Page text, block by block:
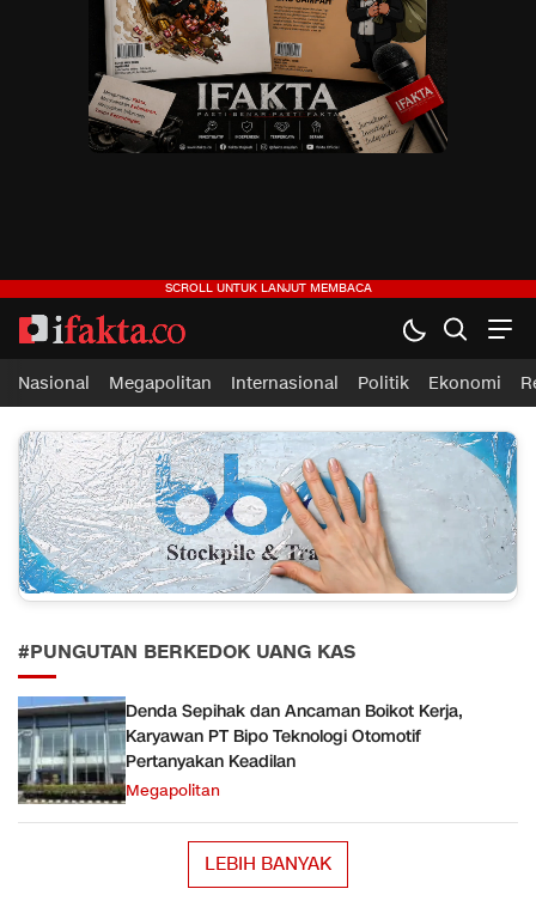
ifakta.co
#pastibenar
Nasional Megapolitan Internasional Politik Ekonomi
#PUNGUTAN BERKEDOK UANG KAS
Denda Sepihak dan Ancaman Boikot Kerja,
Karyawan PT Bipo Teknologi Otomotif
Pertanyakan Keadilan
Megapolitan
LEBIH BANYAK